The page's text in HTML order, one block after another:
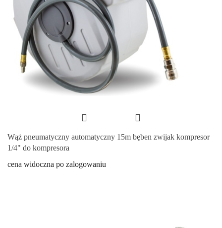
Wąż pneumatyczny automatyczny 15m bęben zwijak kompresor
1/4" do kompresora
cena widoczna po zalogowaniu